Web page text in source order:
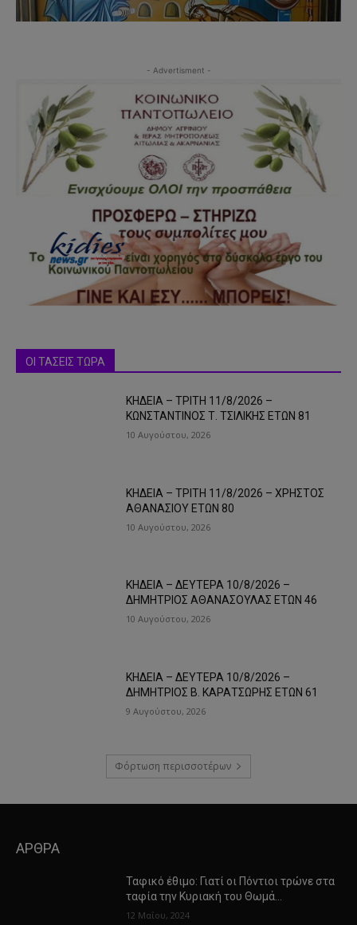
- Advertisment -
ΟΙ ΤΑΣΕΙΣ ΤΩΡΑ
ΚΗΔΕΙΑ – ΤΡΙΤΗ 11/8/2026 –
ΚΩΝΣΤΑΝΤΙΝΟΣ Τ. ΤΣΙΛΙΚΗΣ ΕΤΩΝ 81
10 Αυγούστου, 2026
ΚΗΔΕΙΑ – ΤΡΙΤΗ 11/8/2026 – ΧΡΗΣΤΟΣ
ΑΘΑΝΑΣΙΟΥ ΕΤΩΝ 80
10 Αυγούστου, 2026
ΚΗΔΕΙΑ – ΔΕΥΤΕΡΑ 10/8/2026 –
ΔΗΜΗΤΡΙΟΣ ΑΘΑΝΑΣΟΥΛΑΣ ΕΤΩΝ 46
10 Αυγούστου, 2026
ΚΗΔΕΙΑ – ΔΕΥΤΕΡΑ 10/8/2026 –
ΔΗΜΗΤΡΙΟΣ Β. ΚΑΡΑΤΣΩΡΗΣ ΕΤΩΝ 61
9 Αυγούστου, 2026
Φόρτωση περισσοτέρων
ΑΡΘΡΑ
Ταφικό έθιμο: Γιατί οι Πόντιοι τρώνε στα
ταφία την Κυριακή του Θωμά…
12 Μαΐου, 2024